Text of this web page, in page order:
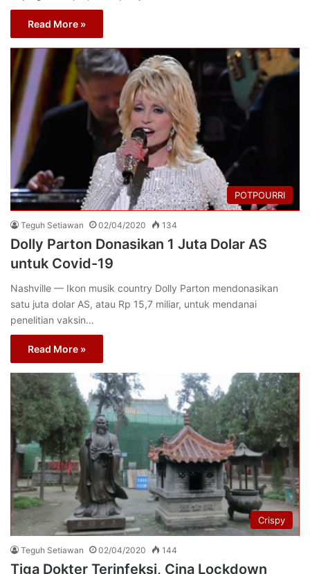
Read More »
POTPOURRI
Teguh Setiawan 02/04/2020 134
Dolly Parton Donasikan 1 Juta Dolar AS
untuk Covid-19
Nashville — Ikon musik country Dolly Parton mendonasikan
satu juta dolar AS, atau Rp 15,7 miliar, untuk mendanai
penelitian vaksin…
Read More »
Crispy
Teguh Setiawan 02/04/2020 144
Tiga Dokter Terinfeksi, Cina Lockdown